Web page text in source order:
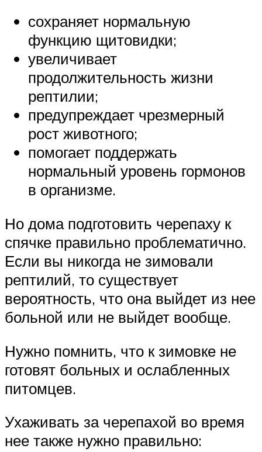
сохраняет нормальную
функцию щитовидки;
увеличивает
продолжительность жизни
рептилии;
предупреждает чрезмерный
рост животного;
помогает поддержать
нормальный уровень гормонов
в организме.
Но дома подготовить черепаху к
спячке правильно проблематично.
Если вы никогда не зимовали
рептилий, то существует
вероятность, что она выйдет из нее
больной или не выйдет вообще.
Нужно помнить, что к зимовке не
готовят больных и ослабленных
питомцев.
Ухаживать за черепахой во время
нее также нужно правильно: